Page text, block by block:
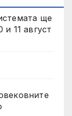
ще
11 август